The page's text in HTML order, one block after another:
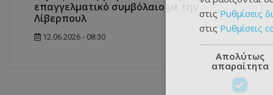
επαγγελματικό συμβόλαιο με την
Λίβερπουλ
12.06.2026 - 08:30
στις Ρυθμίσεις
στις Ρυθμίσεις
Απολύτως
απαραίτητα